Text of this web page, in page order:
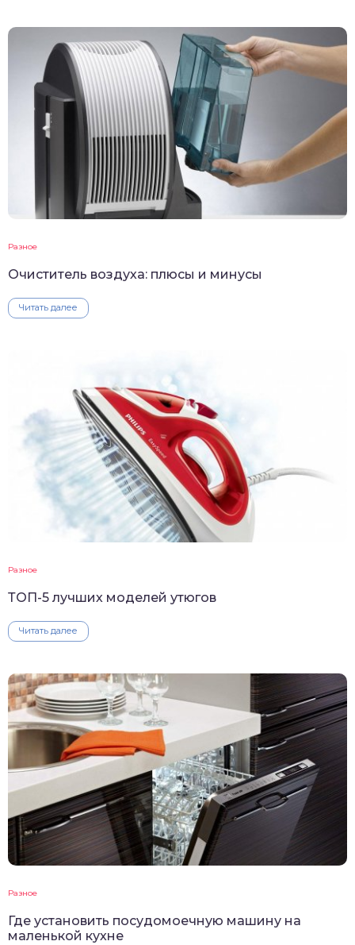
Разное
Очиститель воздуха: плюсы и минусы
Читать далее
Разное
ТОП-5 лучших моделей утюгов
Читать далее
Разное
Где установить посудомоечную машину на
маленькой кухне